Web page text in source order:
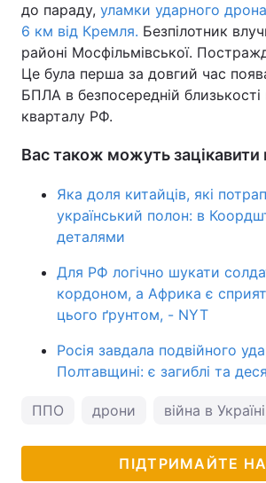
до параду, уламки ударного
6 км від Кремля. Безпілотник
районі Мосфільмівської.
Це була перша за довгий час
БПЛА в безпосередній близькості
кварталу РФ.
Вас також можуть зацікавити
Яка доля китайців, які
український полон: в
деталями
Для РФ логічно шукати
кордоном, а Африка є
цього ґрунтом, - NYT
Росія завдала подвійного
Полтавщині: є загиблі та
ППО дрони війна в Україні
ПІДТРИМАЙТЕ